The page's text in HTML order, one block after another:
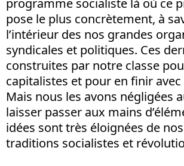
pose le plus concrètement, à
l’intérieur des nos grandes
syndicales et politiques. Ces
construites par notre classe
capitalistes et pour en finir
Mais nous les avons négligées
laisser passer aux mains
idées sont très éloignées de
traditions socialistes et